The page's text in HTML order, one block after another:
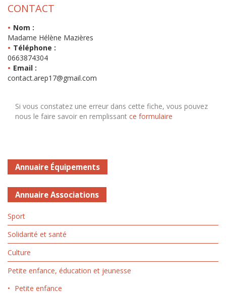
CONTACT
Nom :
Madame Hélène Mazières
Téléphone :
0663874304
Email :
contact.arep17@gmail.com
Si vous constatez une erreur dans cette fiche, vous pouvez
nous le faire savoir en remplissant ce formulaire
Annuaire Équipements
Annuaire Associations
Sport
Solidarité et santé
Culture
Petite enfance, éducation et jeunesse
Petite enfance